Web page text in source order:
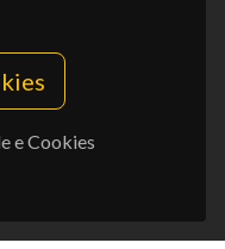
e Cookies